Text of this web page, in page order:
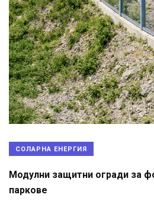
СОЛАРНА ЕНЕРГИЯ
Модулни защитни огради за
паркове